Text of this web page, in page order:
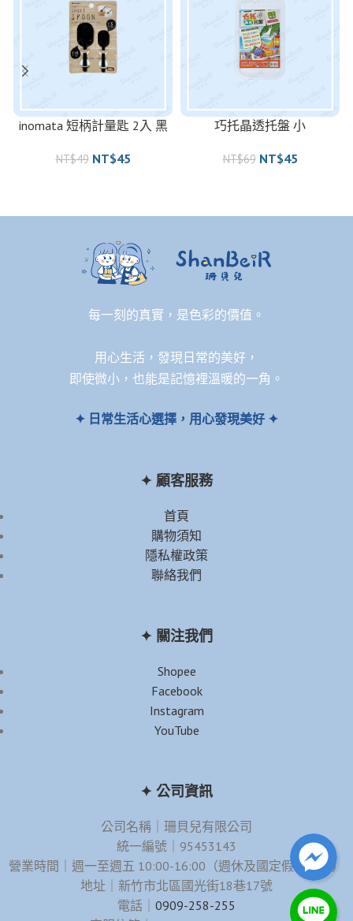
inomata 短柄計量匙 2入 黑
NT$49 NT$45
巧托晶透托盤 小
NT$69 NT$45
每一刻的真實，是色彩的價值。
用心生活，發現日常的美好，
即使微小，也能是記憶裡溫暖的一角。
✦ 日常生活心選擇，用心發現美好 ✦
✦ 顧客服務
首頁
購物須知
隱私權政策
聯絡我們
✦ 關注我們
Shopee
Facebook
Instagram
YouTube
✦ 公司資訊
公司名稱｜珊貝兒有限公司
統一編號｜95453143
營業時間｜週一至週五 10:00-16:00（週休及國定假日除外）
地址｜新竹市北區國光街18巷17號
電話｜ 0909-258-255